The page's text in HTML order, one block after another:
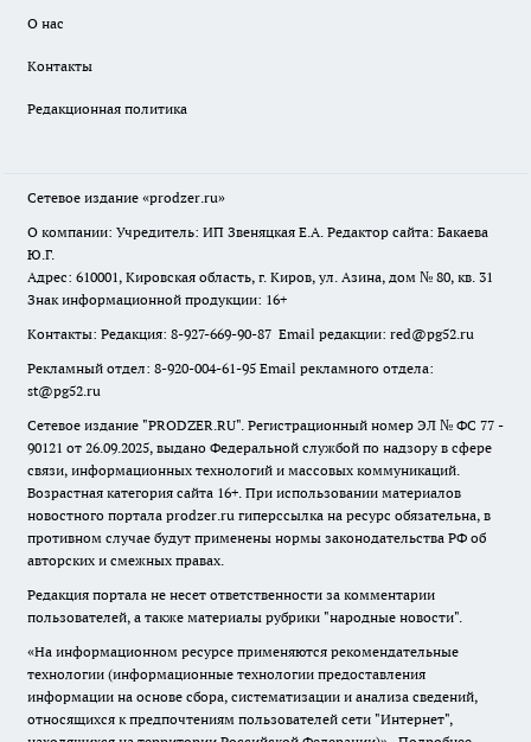
О нас
Контакты
Редакционная политика
Сетевое издание «prodzer.ru»
О компании: Учредитель: ИП Звеняцкая Е.А. Редактор сайта: Бакаева
Ю.Г.
Адрес: 610001, Кировская область, г. Киров, ул. Азина, дом № 80, кв. 31
Знак информационной продукции: 16+
Контакты: Редакция: 8-927-669-90-87 Email редакции: red@pg52.ru
Рекламный отдел: 8-920-004-61-95 Email рекламного отдела:
st@pg52.ru
Сетевое издание "PRODZER.RU". Регистрационный номер ЭЛ № ФС 77 -
90121 от 26.09.2025, выдано Федеральной службой по надзору в сфере
связи, информационных технологий и массовых коммуникаций.
Возрастная категория сайта 16+. При использовании материалов
новостного портала prodzer.ru гиперссылка на ресурс обязательна, в
противном случае будут применены нормы законодательства РФ об
авторских и смежных правах.
Редакция портала не несет ответственности за комментарии
пользователей, а также материалы рубрики "народные новости".
«На информационном ресурсе применяются рекомендательные
технологии (информационные технологии предоставления
информации на основе сбора, систематизации и анализа сведений,
относящихся к предпочтениям пользователей сети "Интернет",